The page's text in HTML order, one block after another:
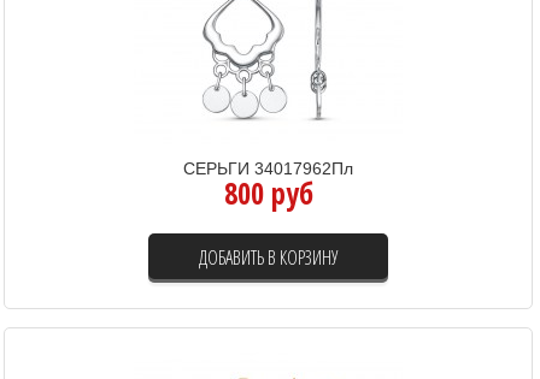
СЕРЬГИ 34017962Пл
800 руб
ДОБАВИТЬ В КОРЗИНУ